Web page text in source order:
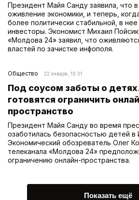
Президент Майя Санду заявила, что
оживление экономики, и теперь,
более политически стабильной, в нее
инвесторы. Экономист Михаил
«Молдова 24» заявил, что
властей по зачистке инфополя.
Общество 22 января, 19:31
Под соусом заботы о
готовятся ограничить
пространство
Президент Майя Санду во время
озаботилась безопасностью детей в
Экономический обозреватель Олег
телеканала «Молдова 24»
ограничению онлайн-пространства.
Показать ещё